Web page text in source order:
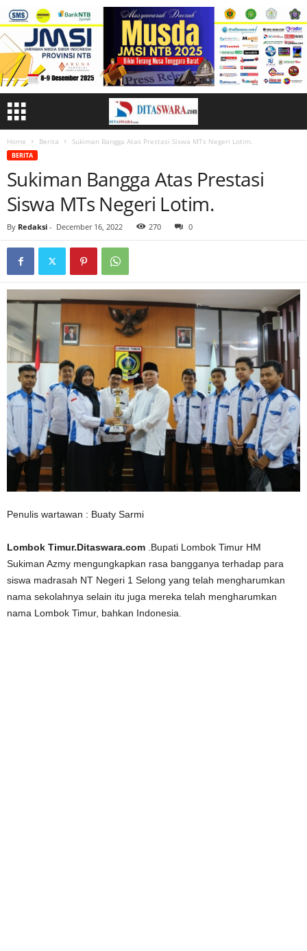
Home Berita Sukiman Bangga Atas Prestasi Siswa MTs Negeri Lotim.
BERITA
Sukiman Bangga Atas Prestasi
Siswa MTs Negeri Lotim.
By Redaksi - December 16, 2022 270 0
Penulis wartawan : Buaty Sarmi
Lombok Timur.Ditaswara.com .Bupati Lombok Timur HM
Sukiman Azmy mengungkapkan rasa bangganya terhadap para
siswa madrasah NT Negeri 1 Selong yang telah mengharumkan
nama sekolahnya selain itu juga mereka telah mengharumkan
nama Lombok Timur, bahkan Indonesia.